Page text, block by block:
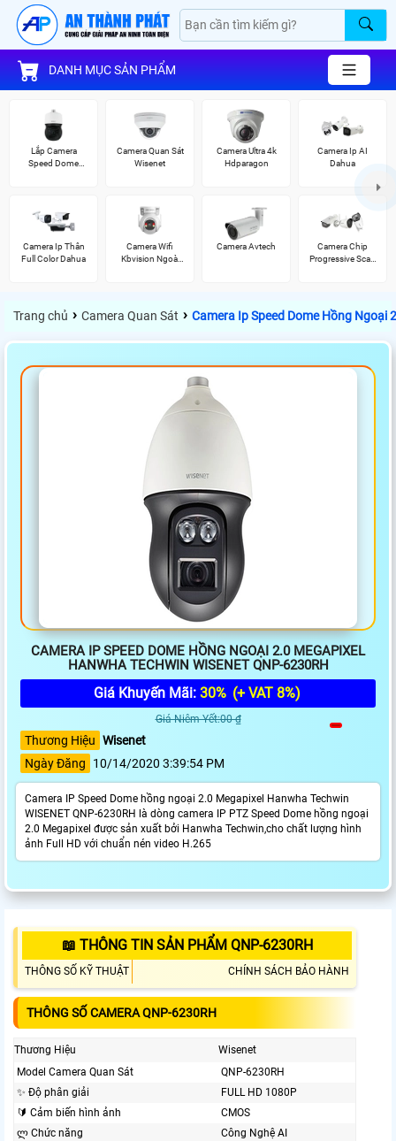
DANH MỤC SẢN PHẨM
Lắp Camera
Speed Dome
Camera Quan Sát
Wisenet
Camera Ultra 4k
Hdparagon
Camera Ip AI
Dahua
Camera Ip Thân
Full Color Dahua
Camera Wifi
Kbvision Ngoài
Camera Avtech
Camera Chip
Progressive Scan
Trang chủ › Camera Quan Sát › Camera Ip Speed Dome Hồng Ngoại
CAMERA IP SPEED DOME HỒNG NGOẠI 2.0 MEGAPIXEL
HANWHA TECHWIN WISENET QNP-6230RH
Giá Khuyến Mãi: 30% (+ VAT 8%)
Giá Niêm Yết:00 ₫
Thương Hiệu Wisenet
Ngày Đăng
10/14/2020 3:39:54 PM
Camera IP Speed Dome hồng ngoại 2.0 Megapixel Hanwha Techwin
WISENET QNP-6230RH là dòng camera IP PTZ Speed Dome hồng ngoại
2.0 Megapixel được sản xuất bởi Hanwha Techwin,cho chất lượng hình
ảnh Full HD với chuẩn nén video H.265
📖 THÔNG TIN SẢN PHẨM QNP-6230RH
THÔNG SỐ KỸ THUẬT CHÍNH SÁCH BẢO HÀNH
THÔNG SỐ CAMERA QNP-6230RH
Thương Hiệu
Wisenet
Model Camera Quan Sát
QNP-6230RH
✨ Độ phân giải
FULL HD 1080P
🔰 Cảm biến hình ảnh
CMOS
ლ Chức năng
Công Nghệ AI